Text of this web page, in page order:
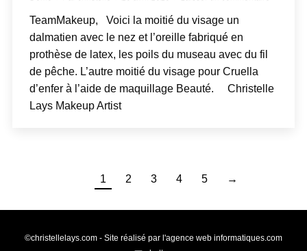
TeamMakeup, Voici la moitié du visage un
dalmatien avec le nez et l’oreille fabriqué en
prothèse de latex, les poils du museau avec du fil
de pêche. L’autre moitié du visage pour Cruella
d’enfer à l’aide de maquillage Beauté. Christelle
Lays Makeup Artist
1 2 3 4 5 →
©christellelays.com - Site réalisé par l'agence web informatiques.com